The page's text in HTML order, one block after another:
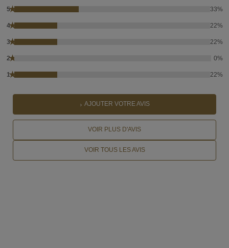
5★ 33%
4★ 22%
3★ 22%
2★ 0%
1★ 22%
AJOUTER VOTRE AVIS
VOIR PLUS D'AVIS
VOIR TOUS LES AVIS